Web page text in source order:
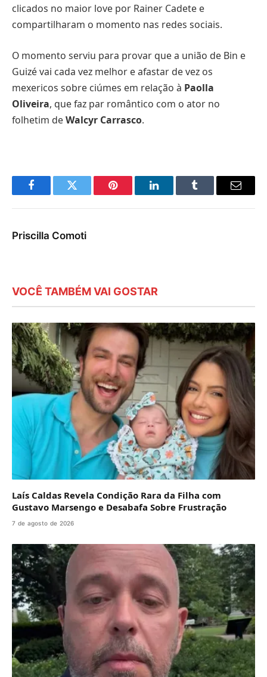
clicados no maior love por Rainer Cadete e
compartilharam o momento nas redes sociais.
O momento serviu para provar que a união de Bin e
Guizé vai cada vez melhor e afastar de vez os
mexericos sobre ciúmes em relação à Paolla
Oliveira, que faz par romântico com o ator no
folhetim deWalcyr Carrasco.
FacebookTwitter Pinterest LinkedInTumblr
E-
Priscilla Comoti
VOCÊ TAMBÉM VAI GOSTAR
Laís Caldas Revela Condição Rara da Filha com
Gustavo Marsengo e Desabafa Sobre Frustração
7 de agosto de 2026